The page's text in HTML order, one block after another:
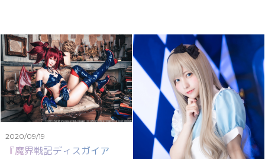
2020/09/19
『魔界戦記ディスガイア